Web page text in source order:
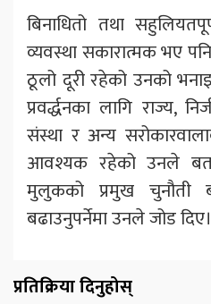
बिनाधितो तथा
व्यवस्था सकारात्मक भए
ठूलो दूरी रहेको उनको
प्रवर्द्धनका लागि राज्य,
संस्था र अन्य
आवश्यक रहेको उनले
मुलुकको प्रमुख चुनौती
बढाउनुपर्नेमा उनले जोड दिए।
प्रतिक्रिया दिनुहोस्